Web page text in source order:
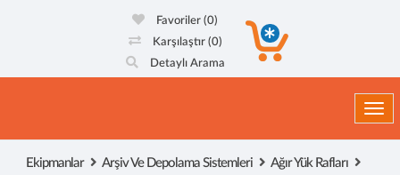
Favoriler(0)
Karşılaştır (0)
Detaylı Arama
Ekipmanlar Arşiv Ve Depolama Sistemleri Ağır Yük Rafları